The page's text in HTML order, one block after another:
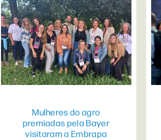
Mulheres do agro
premiadas pela Bayer
visitaram a Embrapa